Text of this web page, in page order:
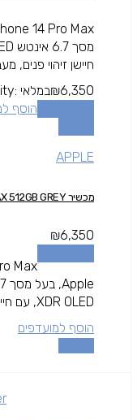
חיישן זיהוי פנים,
₪6,350
במלאי
הוסף
APPLE
מכשיר iPhone 14 PRO MAX 512GB GREY
₪6,350
XDR OLED, עם חיישן זיהוי פנים, מעבד...
הוסף למועדפים